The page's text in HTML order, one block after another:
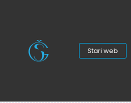
Stari web